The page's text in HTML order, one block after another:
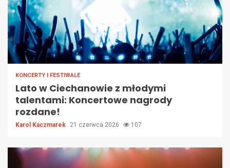
KONCERTY I FESTIWALE
Lato w Ciechanowie z młodymi
talentami: Koncertowe nagrody
rozdane!
Karol Kaczmarek 21 czerwca 2026 107